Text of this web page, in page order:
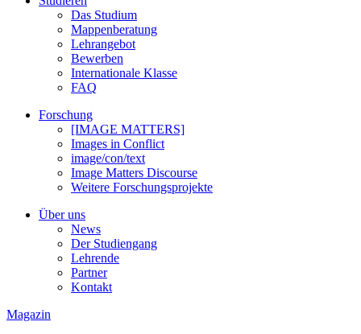
Das Studium
Mappenberatung
Lehrangebot
Bewerben
Internationale Klasse
FAQ
Forschung
[IMAGE MATTERS]
Images in Conflict
image/con/text
Image Matters Discourse
Weitere Forschungsprojekte
Über uns
News
Der Studiengang
Lehrende
Partner
Kontakt
Magazin